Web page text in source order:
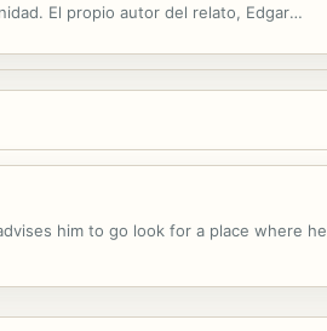
El propio autor del relato, Edgar
him to go look for a place where he